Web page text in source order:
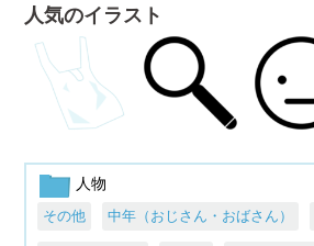
人気のイラスト
人物
その他 中年（おじさん・おばさん）